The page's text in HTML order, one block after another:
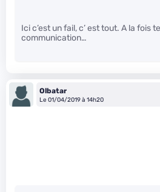
Ici c’est un fail, c’ est tout. A la fois
communication…
Olbatar
Le 01/04/2019 à 14h20